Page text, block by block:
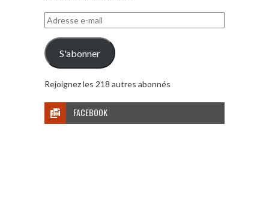
Adresse
e-
mail
S'abonner
Rejoignez les 218 autres abonnés
FACEBOOK